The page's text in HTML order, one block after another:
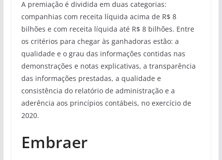
A premiação é dividida em duas categorias:
companhias com receita líquida acima de R$ 8
bilhões e com receita líquida até R$ 8 bilhões. Entre
os critérios para chegar às ganhadoras estão: a
qualidade e o grau das informações contidas nas
demonstrações e notas explicativas, a transparência
das informações prestadas, a qualidade e
consistência do relatório de administração e a
aderência aos princípios contábeis, no exercício de
2020.
Embraer